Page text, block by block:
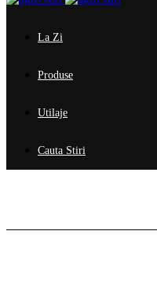
La Zi
Produse
Utilaje
Cauta Stiri